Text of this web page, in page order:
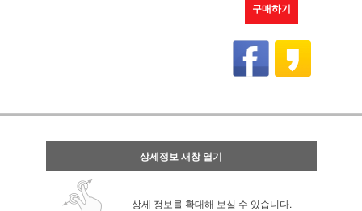
구매하기
상세정보 새창 열기
상세 정보를 확대해 보실 수 있습니다.